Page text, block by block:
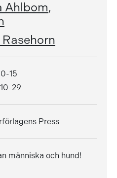
Ahlbom,
Rasehorn
15
29
Press
människa och hund!